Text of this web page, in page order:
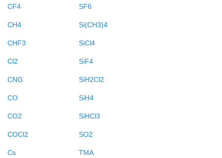
CF4
CH4
CHF3
Cl2
CNG
CO
CO2
COCl2
Cs
SF6
Si(CH3)4
SiCl4
SiF4
SiH2Cl2
SiH4
SiHCl3
SO2
TMA